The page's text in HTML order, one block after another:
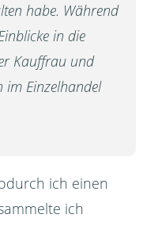
habe. Während
in die
Kauffrau und
im Einzelhandel
ich einen
ich